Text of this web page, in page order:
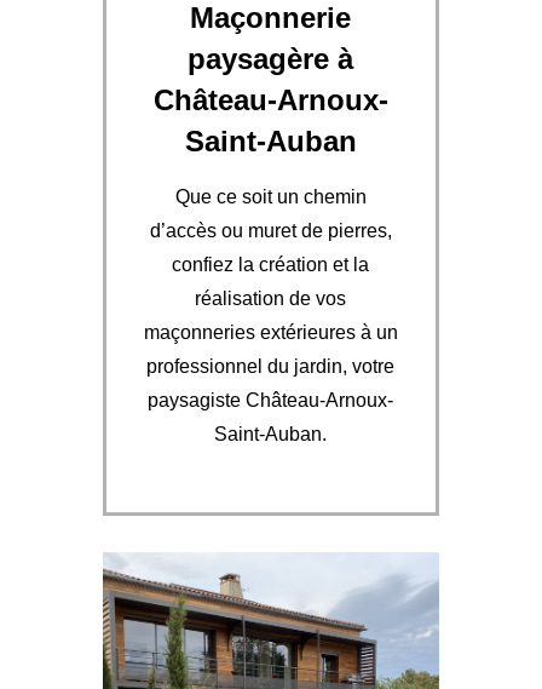
Maçonnerie
paysagère à
Château-Arnoux-
Saint-Auban
Que ce soit un chemin
d’accès ou muret de pierres,
confiez la création et la
réalisation de vos
maçonneries extérieures à un
professionnel du jardin, votre
paysagiste Château-Arnoux-
Saint-Auban.